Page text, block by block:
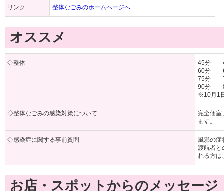
リンク 整体なごみのホームページへ
オススメ
◇整体
45分
60分
75分
90分
※10月1
◇整体なごみの感染対策について
完全個室
ます。
◇感染症に関する事前質問
風邪の
渡航者と
れる方は
お店・スポットからのメッセージ